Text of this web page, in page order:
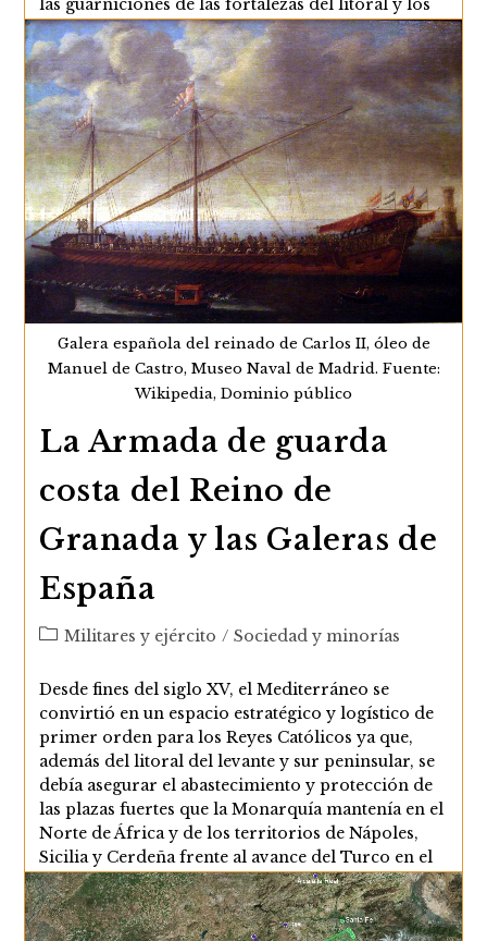
las guarniciones de las fortalezas del litoral y los
capitanes, oficiales y componentes de las
compañías de infantería y jinetes radicados…
Continuar LeyendoOficiales
De
La
Administración
Militar
Del
Reino
De
Granada
Galera española del reinado de Carlos II, óleo de
Manuel de Castro, Museo Naval de Madrid. Fuente:
Wikipedia, Dominio público
La Armada de guarda
costa del Reino de
Granada y las Galeras de
España
Categoría
la
entrada:
Militares y ejército / Sociedad y minorías
Desde fines del siglo XV, el Mediterráneo se
convirtió en un espacio estratégico y logístico de
primer orden para los Reyes Católicos ya que,
además del litoral del levante y sur peninsular, se
debía asegurar el abastecimiento y protección de
las plazas fuertes que la Monarquía mantenía en el
Norte de África y de los territorios de Nápoles,
Sicilia y Cerdeña frente al avance del Turco en el
Mediterráneo occidental y los constantes ataques
del corso…